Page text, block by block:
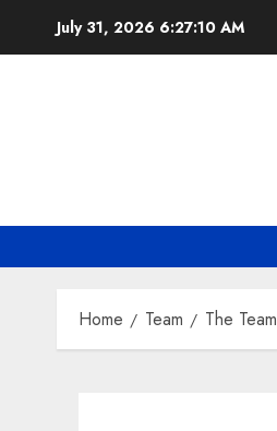
July 31, 2026 6:27:11 AM
Home Team The